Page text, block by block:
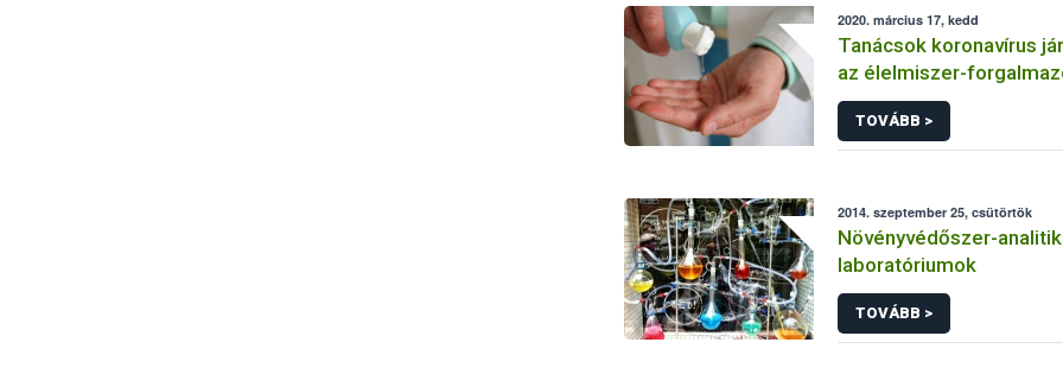
2020. március 17, kedd
Tanácsok koronavírus
az élelmiszer-
létesítmények
TOVÁBB >
2014. szeptember 25, csütörtök
Növényvédőszer-
laboratóriumok
TOVÁBB >